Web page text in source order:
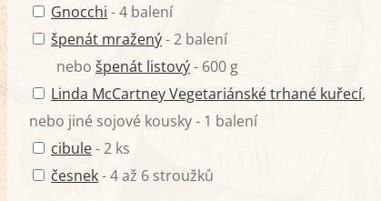
Gnocchi - 4 balení
špenát mražený- 2 balení
nebo špenát listový- 600 g
Linda McCartney Vegetariánské trhané kuřecí,
nebo jiné sojové kousky - 1 balení
cibule- 2 ks
česnek- 4 až 6 stroužků